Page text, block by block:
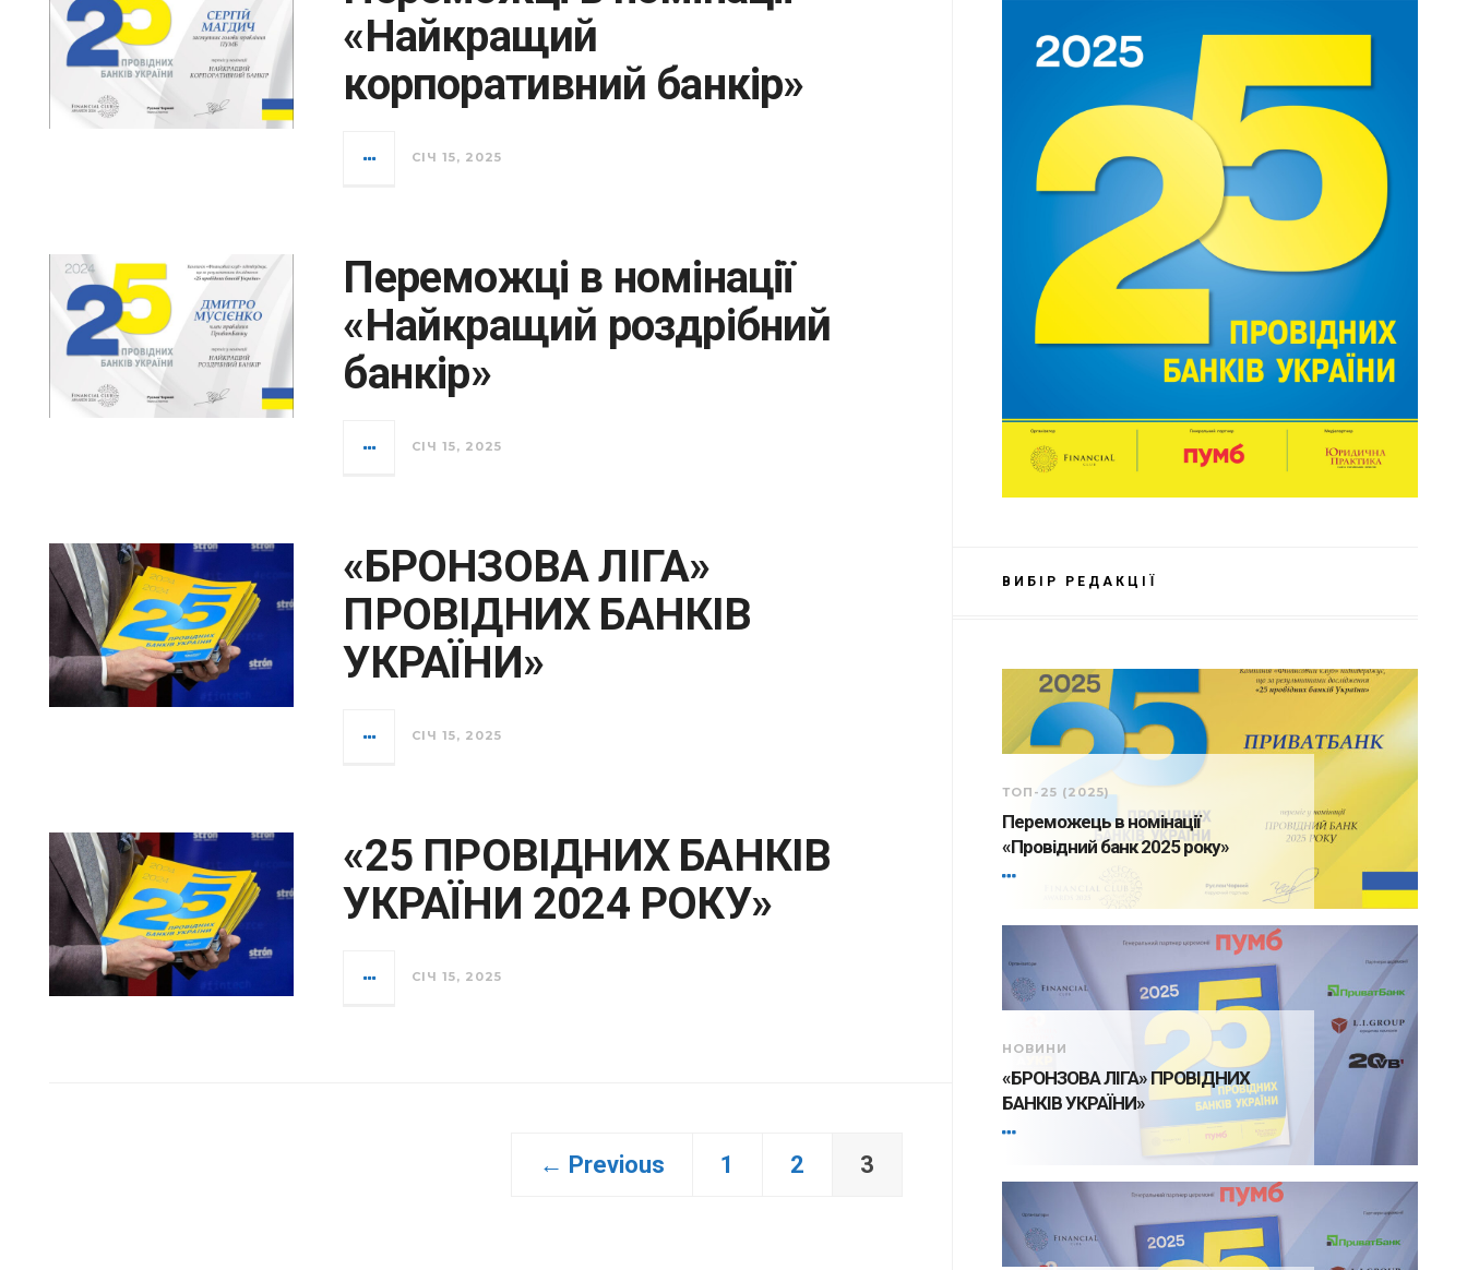
«Найкращий
корпоративний банкір»
СІЧ 15, 2025
Переможці в номінації
«Найкращий роздрібний
банкір»
СІЧ 15, 2025
«БРОНЗОВА ЛІГА»
ПРОВІДНИХ БАНКІВ
УКРАЇНИ»
СІЧ 15, 2025
«25 ПРОВІДНИХ БАНКІВ
УКРАЇНИ 2024 РОКУ»
СІЧ 15, 2025
← Previous 1 2 3
ВИБІР РЕДАКЦІЇ
ТОП-25 (2025)
Переможець в номінації
«Провідний банк 2025 року»
НОВИНИ
«БРОНЗОВА ЛІГА» ПРОВІДНИХ
БАНКІВ УКРАЇНИ»